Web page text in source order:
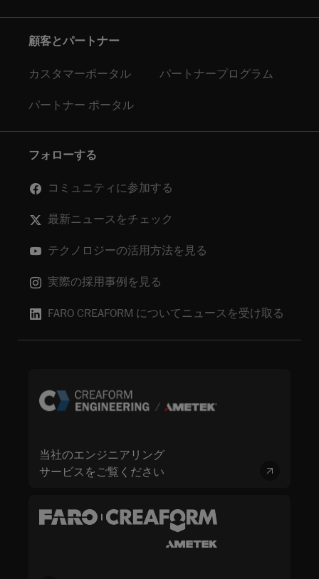
顧客とパートナー
カスタマーポータル パートナープログラム
パートナー ポータル
フォローする
コミュニティに参加する
最新ニュースをチェック
テクノロジーの活用方法を見る
実際の採用事例を見る
FARO CREAFORM についてニュースを受け取る
当社のエンジニアリング
サービスをご覧ください